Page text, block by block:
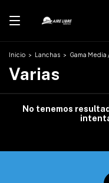
Inicio > Lanchas > Gama Media
Varias
No tenemos